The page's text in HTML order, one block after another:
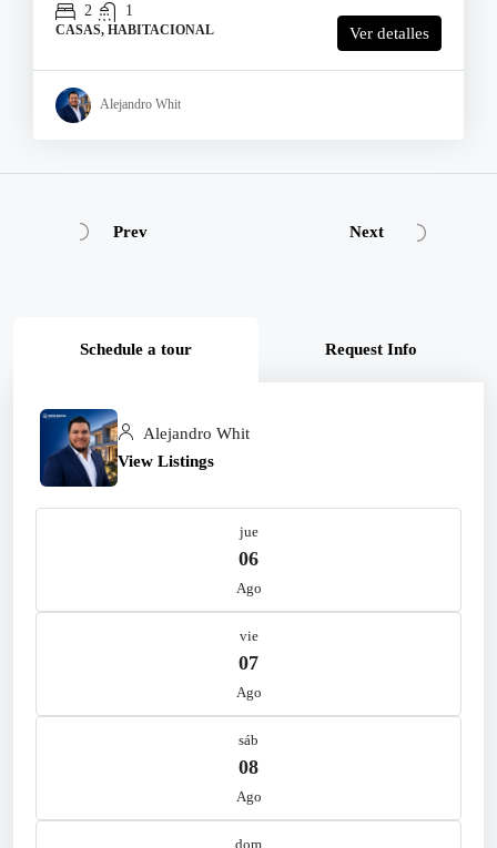
2
1
CASAS, HABITACIONAL Ver detalles
Alejandro Whit
Prev Next
Schedule a tour Request Info
Alejandro Whit
View Listings
jue
06
Ago
vie
07
Ago
sáb
08
Ago
dom